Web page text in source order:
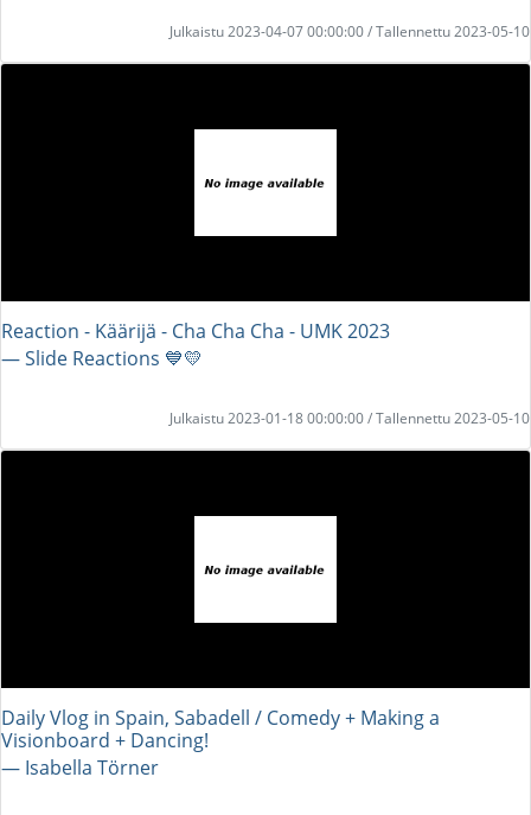
Julkaistu 2023-04-07 00:00:00 / Tallennettu 2023-05-10
Reaction - Käärijä - Cha Cha Cha - UMK 2023
― Slide Reactions 💙💛
Julkaistu 2023-01-18 00:00:00 / Tallennettu 2023-05-10
Daily Vlog in Spain, Sabadell / Comedy + Making a
Visionboard + Dancing!
― Isabella Törner